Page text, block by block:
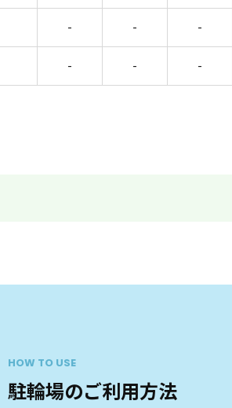
- - -
- - -
HOW TO USE
駐輪場のご利用方法